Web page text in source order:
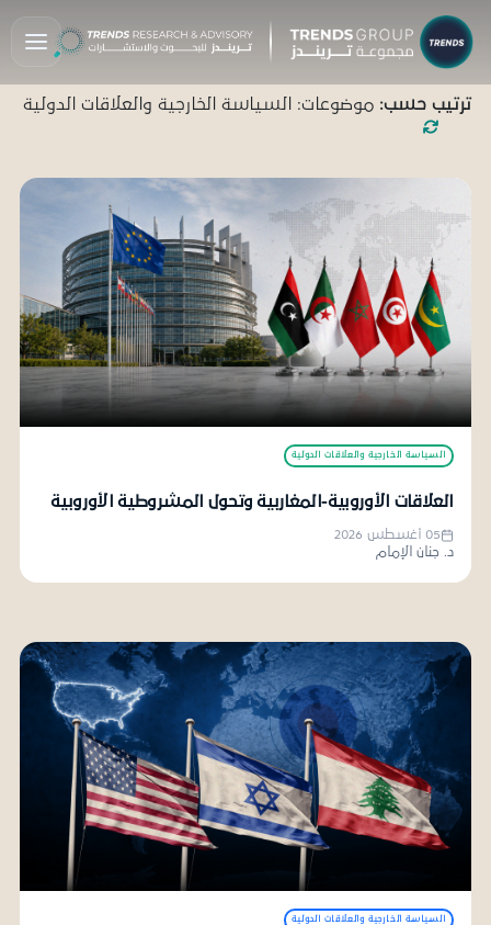
ترتيب حسب: موضوعات: السياسة الخارجية والعلاقات الدولية
السياسة الخارجية والعلاقات الدولية
العلاقات الأوروبية-المغاربية وتحول المشروطية الأوروبية
05 أغسطس 2026
د. جنان الإمام
السياسة الخارجية والعلاقات الدولية